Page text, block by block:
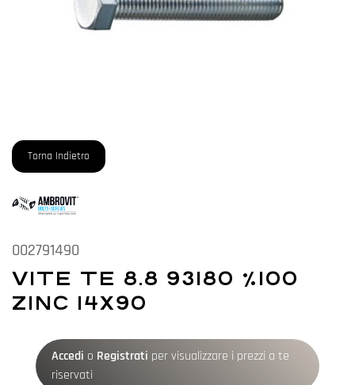
Torna Indietro
002791490
VITE TE 8.8 93180 %100
ZINC 14X90
Accedi o Registrati per visualizzare i prezzi a te
riservati